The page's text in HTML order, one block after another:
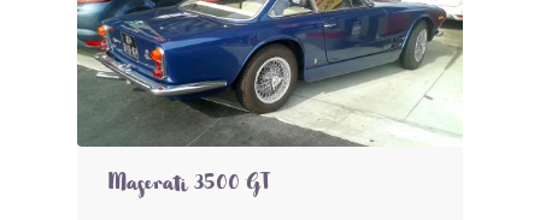
Maserati 3500 GT